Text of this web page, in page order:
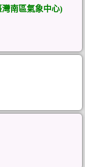
南區氣象中心)